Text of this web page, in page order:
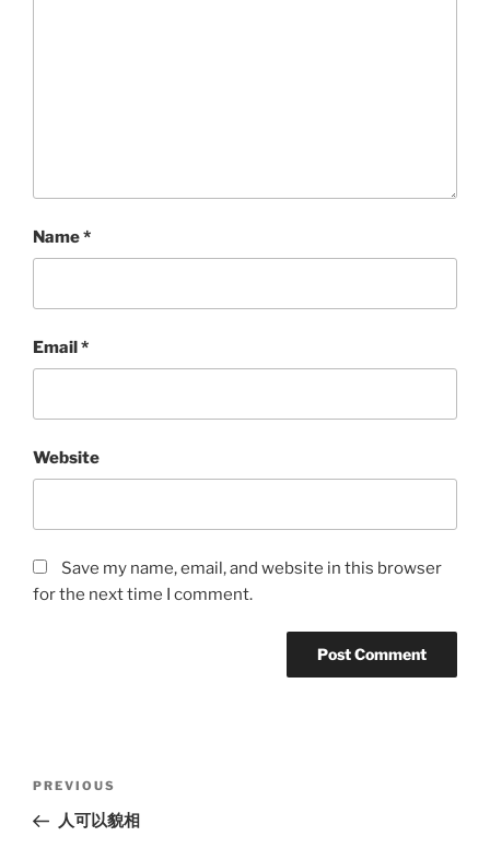
Name*
Email*
Website
Save my name, email, and website in this browser
for the next time I comment.
Previous
Post
PREVIOUS
人可以貌相